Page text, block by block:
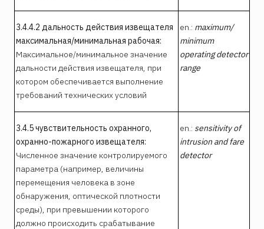
3.4.4.2 дальность действия извещателя
максимальная/минимальная рабочая:
Максимальное/минимальное значение
дальности действия извещателя, при
котором обеспечивается выполнение
требований технических условий
en.: maximum/
minimum
operating detector
range
3.4.5 чувствительность охранного,
охранно-пожарного извещателя:
Численное значение контролируемого
параметра (например, величины
перемещения человека в зоне
обнаружения, оптической плотности
среды), при превышении которого
должно происходить срабатывание
en.: sensitivity of
intrusion and fare
detector